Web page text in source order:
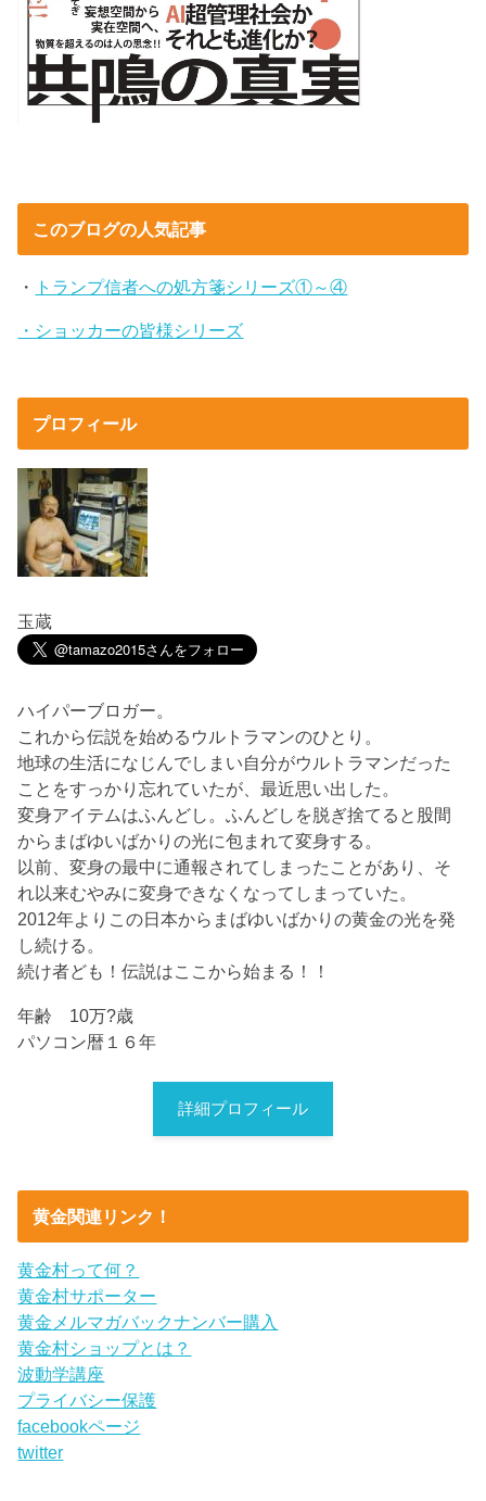
このブログの人気記事
・ トランプ信者への処方箋シリーズ①～④
・ショッカーの皆様シリーズ
プロフィール
玉蔵
ハイパーブロガー。
これから伝説を始めるウルトラマンのひとり。
地球の生活になじんでしまい自分がウルトラマンだった
ことをすっかり忘れていたが、最近思い出した。
変身アイテムはふんどし。ふんどしを脱ぎ捨てると股間
からまばゆいばかりの光に包まれて変身する。
以前、変身の最中に通報されてしまったことがあり、そ
れ以来むやみに変身できなくなってしまっていた。
2012年よりこの日本からまばゆいばかりの黄金の光を発
し続ける。
続け者ども！伝説はここから始まる！！
年齢 10万?歳
パソコン暦１６年
詳細プロフィール
黄金関連リンク！
黄金村って何？
黄金村サポーター
黄金メルマガバックナンバー購入
黄金村ショップとは？
波動学講座
プライバシー保護
facebookページ
twitter